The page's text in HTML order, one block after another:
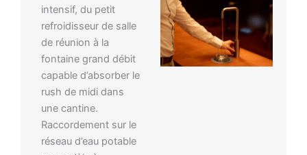
intensif, du petit
refroidisseur de salle
de réunion à la
fontaine grand débit
capable d’absorber le
rush de midi dans
une cantine.
Raccordement sur le
réseau d’eau potable